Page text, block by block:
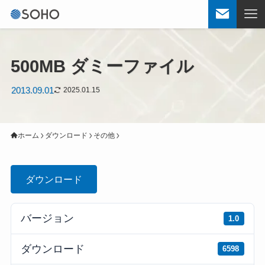
500MB ダミーファイル
2013.09.01 2025.01.15
ホーム ダウンロード その他
ダウンロード
バージョン 1.0
ダウンロード 6598